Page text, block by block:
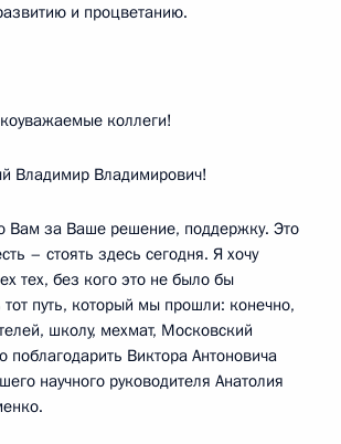
и процветанию.
коллеги!
Владимир Владимирович!
Вам за Ваше решение, поддержку. Это
– стоять здесь сегодня. Я хочу
тех, без кого это не было бы
путь, который мы прошли: конечно,
школу, мехмат, Московский
поблагодарить Виктора Антоновича
научного руководителя Анатолия